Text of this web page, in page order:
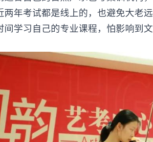
两年考试都是线上的，也避免大老
间学习自己的专业课程，怕影响到